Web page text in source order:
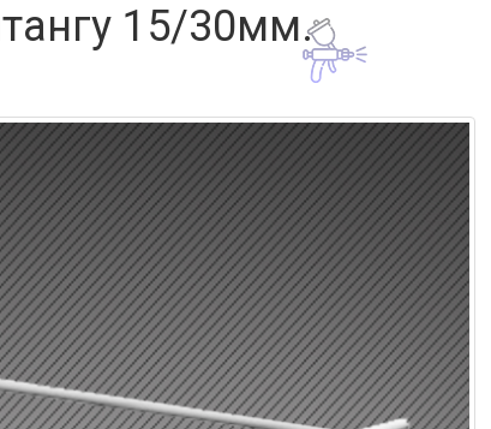
15/30мм.